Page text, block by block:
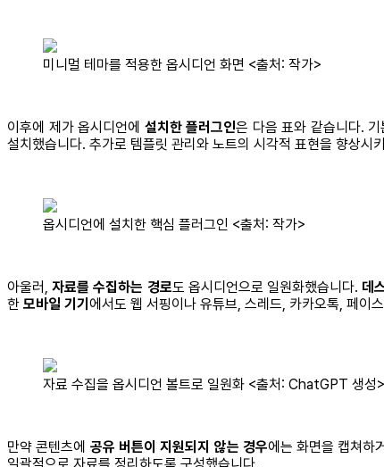
미니멀 테마를 적용한 옵시디언 화면 <출처: 작가>
이후에 제가 옵시디언에 설치한 플러그인은 다음 표와 같습니다.
설치했습니다. 추가로 템플릿 관리와 노트의 시각적 표현을 향상시
옵시디언에 설치한 핵심 플러그인 <출처: 작가>
아울러,자료를 수집하는 경로도 옵시디언으로 일원화했습니다. 데
한 모바일 기기 에서도 웹 서핑이나 유튜브, 스레드, 카카오톡, 페이
자료 수집을 옵시디언 볼트로 일원화 <출처: ChatGPT 생성>
만약 콘텐츠에 공유 버튼이 지원되지 않는 경우에는 화면을 캡쳐하